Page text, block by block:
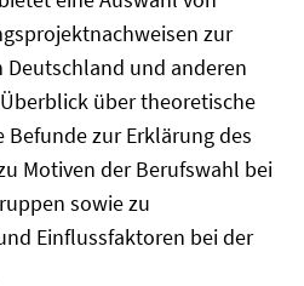
zur
und anderen
über theoretische
zur Erklärung des
Motiven der Berufswahl bei
sowie zu
Einflussfaktoren bei der